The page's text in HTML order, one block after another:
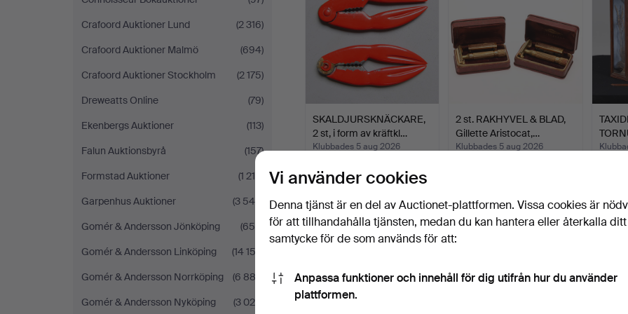
Crafoord Auktioner Lund
(2 316)
Crafoord Auktioner Malmö
(694)
Crafoord Auktioner Stockholm
(2 175)
Dreweatts Online
(79)
Ekenbergs Auktioner
(113)
Falun Auktionsbyrå
(157)
Formstad Auktioner
(1 218)
Garpenhus Auktioner
(3 544)
Gomér & Andersson Jönköping
(658)
Gomér & Andersson Linköping
(14 152)
Gomér & Andersson Norrköping
(6 883)
Gomér & Andersson Nyköping
(3 020)
SKALDJURSKNÄCKARE,
2 st, i form av kräftkl…
Klubbades 5 aug 2026
32 USD
2 st. RAKHYVEL & BLAD,
Gillette Aristocat,…
Klubbades 5 aug 2026
Vi använder cookies
Denna tjänst är en del av Auctionet-plattformen. Vissa cookies är
för att tillhandahålla tjänsten, medan du kan hantera eller återkalla ditt
samtycke för de som används för att:
Anpassa funktioner och innehåll för dig utifrån hur du använder
plattformen.